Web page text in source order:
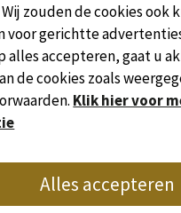
1/6
van de Unie van
Marc Busson - 24200
zouden de cookies ook
voor gerichtte
alles accepteren, gaat u
de cookies zoals
Klik hier voor
Alles accepteren